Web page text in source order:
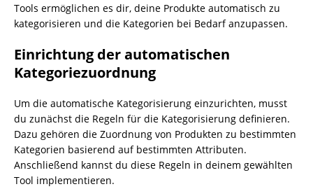
Tools ermöglichen es dir, deine Produkte automatisch zu
kategorisieren und die Kategorien bei Bedarf anzupassen.
Einrichtung der automatischen
Kategoriezuordnung
Um die automatische Kategorisierung einzurichten, musst
du zunächst die Regeln für die Kategorisierung definieren.
Dazu gehören die Zuordnung von Produkten zu bestimmten
Kategorien basierend auf bestimmten Attributen.
Anschließend kannst du diese Regeln in deinem gewählten
Tool implementieren.